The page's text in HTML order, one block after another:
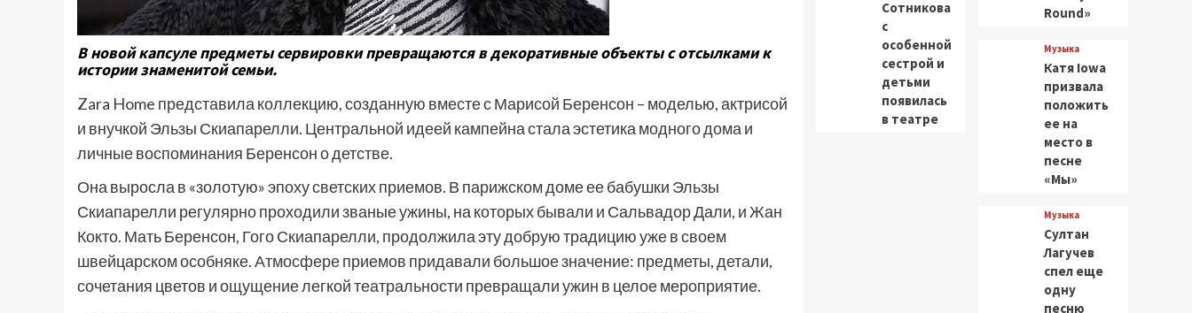
В новой капсуле предметы сервировки превращаются в декоративные объекты с отсылками к
истории знаменитой семьи.
Zara Home представила коллекцию, созданную вместе с Марисой Беренсон – моделью, актрисой
и внучкой Эльзы Скиапарелли. Центральной идеей кампейна стала эстетика модного дома и
личные воспоминания Беренсон о детстве.
Она выросла в «золотую» эпоху светских приемов. В парижском доме ее бабушки Эльзы
Скиапарелли регулярно проходили званые ужины, на которых бывали и Сальвадор Дали, и Жан
Кокто. Мать Беренсон, Гого Скиапарелли, продолжила эту добрую традицию уже в своем
швейцарском особняке. Атмосфере приемов придавали большое значение: предметы, детали,
сочетания цветов и ощущение легкой театральности превращали ужин в целое мероприятие.
Сотникова
с
особенной
сестрой и
детьми
появилась
в театре
Round»
Музыка
Катя Iowa
призвала
положить
ее на
место в
песне
«Мы»
Музыка
Султан
Лагучев
спел еще
одну
песню